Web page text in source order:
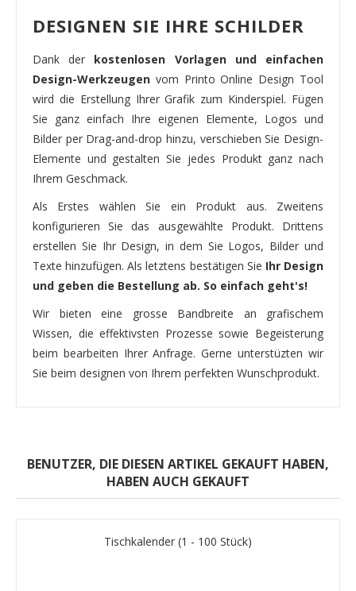
DESIGNEN SIE IHRE SCHILDER
Dank der kostenlosen Vorlagen und einfachen
Design-Werkzeugen vom Printo Online Design Tool
wird die Erstellung Ihrer Grafik zum Kinderspiel. Fügen
Sie ganz einfach Ihre eigenen Elemente, Logos und
Bilder per Drag-and-drop hinzu, verschieben Sie Design-
Elemente und gestalten Sie jedes Produkt ganz nach
Ihrem Geschmack.
Als Erstes wählen Sie ein Produkt aus. Zweitens
konfigurieren Sie das ausgewählte Produkt. Drittens
erstellen Sie Ihr Design, in dem Sie Logos, Bilder und
Texte hinzufügen. Als letztens bestätigen Sie Ihr Design
und geben die Bestellung ab. So einfach geht's!
Wir bieten eine grosse Bandbreite an grafischem
Wissen, die effektivsten Prozesse sowie Begeisterung
beim bearbeiten Ihrer Anfrage. Gerne unterstüzten wir
Sie beim designen von Ihrem perfekten Wunschprodukt.
BENUTZER, DIE DIESEN ARTIKEL GEKAUFT HABEN,
HABEN AUCH GEKAUFT
Tischkalender (1 - 100 Stück)